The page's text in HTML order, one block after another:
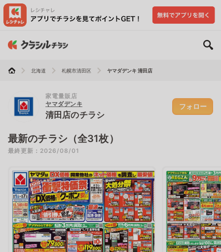
北海道 札幌市清田区 ヤマダデンキ 清田店
家電量販店
ヤマダデンキ
清田店のチラシ
フォロー
最新のチラシ（全31枚）
最終更新：2026/08/01